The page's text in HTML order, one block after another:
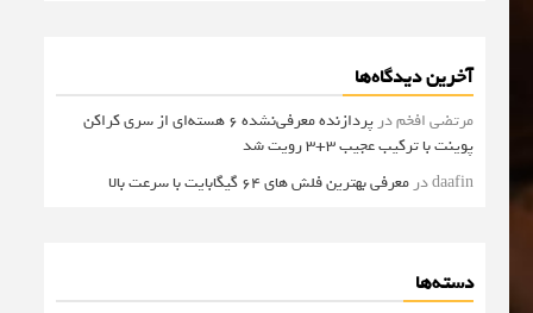
آخرین دیدگاه‌ها
مرتضی افخمدر
پردازنده معرفی‌نشده 6 هسته‌ای از سری کراکن
پوینت با ترکیب عجیب 3+3 رویت شد
daafinدر معرفی بهترین فلش های 64 گیگابایت با سرعت بالا
دسته‌ها